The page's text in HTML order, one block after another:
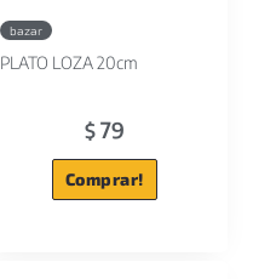
bazar
PLATO LOZA 20cm
$79
Comprar!